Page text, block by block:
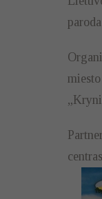
centras